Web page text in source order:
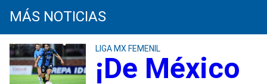
MÁS NOTICIAS
LIGA MX FEMENIL
¡De México